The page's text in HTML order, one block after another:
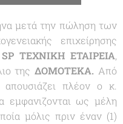
μετά την πώληση των
επιχείρησης
ΤΕΧΝΙΚΗ ΕΤΑΙΡΕΙΑ,
τηςΔΟΜΟΤΕΚΑ. Από
απουσιάζει πλέον ο κ.
εμφανιζονται ως μέλη
μόλις πριν έναν (1)